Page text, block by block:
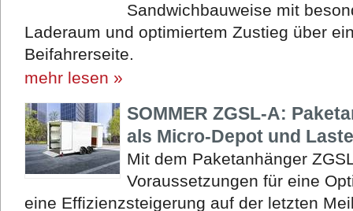
Sandwichbauweise mit
Laderaum und optimiertem Zustieg über
Beifahrerseite.
mehr lesen »
SOMMER ZGSL-A:
als Micro-Depot und
Mit dem Paketanhänger
Voraussetzungen für eine
eine Effizienzsteigerung auf der letzten